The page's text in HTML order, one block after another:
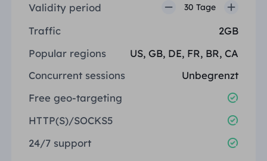
Alle anzeigen
STANDORTE
Vereinigte Staaten
Brasilien
INTEGRATIONEN
Deutsch
Indonesia
Русский
Einloggen Melden Sie sich an
Validity period 30 Tage
Traffic
2GB
Popular regions
US, GB, DE, FR, BR, CA
Concurrent sessions
Unbegrenzt
Free geo-targeting
HTTP(S)/SOCKS5
24/7 support